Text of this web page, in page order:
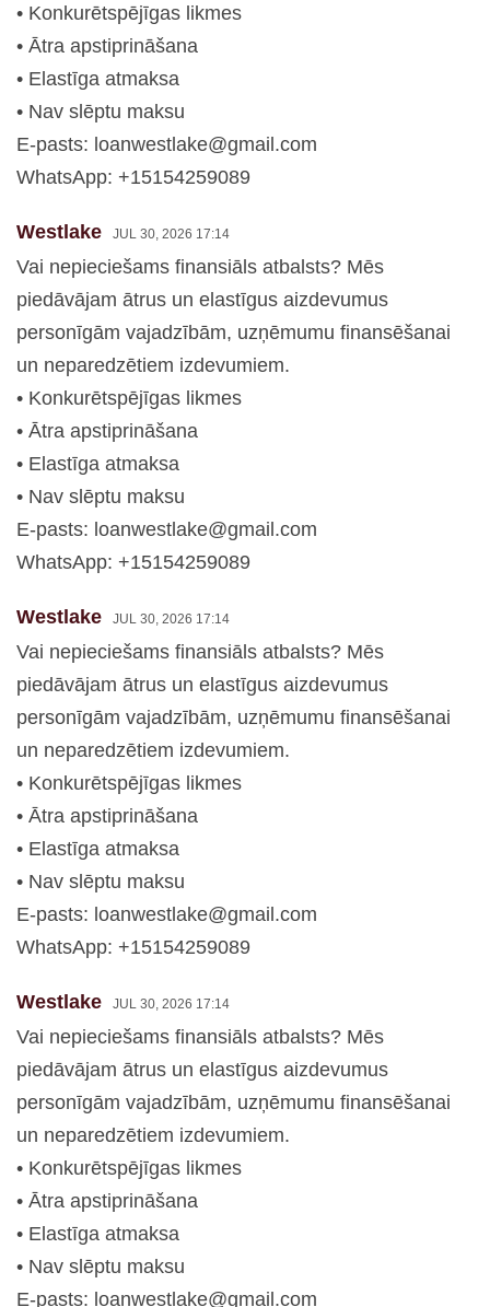
• Konkurētspējīgas likmes
• Ātra apstiprināšana
• Elastīga atmaksa
• Nav slēptu maksu
E-pasts: loanwestlake@gmail.com
WhatsApp: +15154259089
Westlake JUL 30, 2026 17:14
Vai nepieciešams finansiāls atbalsts? Mēs
piedāvājam ātrus un elastīgus aizdevumus
personīgām vajadzībām, uzņēmumu finansēšanai
un neparedzētiem izdevumiem.
• Konkurētspējīgas likmes
• Ātra apstiprināšana
• Elastīga atmaksa
• Nav slēptu maksu
E-pasts: loanwestlake@gmail.com
WhatsApp: +15154259089
Westlake JUL 30, 2026 17:14
Vai nepieciešams finansiāls atbalsts? Mēs
piedāvājam ātrus un elastīgus aizdevumus
personīgām vajadzībām, uzņēmumu finansēšanai
un neparedzētiem izdevumiem.
• Konkurētspējīgas likmes
• Ātra apstiprināšana
• Elastīga atmaksa
• Nav slēptu maksu
E-pasts: loanwestlake@gmail.com
WhatsApp: +15154259089
Westlake JUL 30, 2026 17:14
Vai nepieciešams finansiāls atbalsts? Mēs
piedāvājam ātrus un elastīgus aizdevumus
personīgām vajadzībām, uzņēmumu finansēšanai
un neparedzētiem izdevumiem.
• Konkurētspējīgas likmes
• Ātra apstiprināšana
• Elastīga atmaksa
• Nav slēptu maksu
E-pasts: loanwestlake@gmail.com